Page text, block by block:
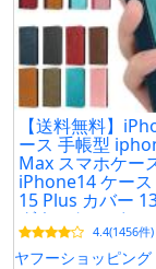
【送料無料】
ース 手帳型
Max スマホケー
iPhone14 ケー
15 Plus カバー
グネット アイフ
ロ マックス カード
4.4(1456件)
ヤフーショッピング